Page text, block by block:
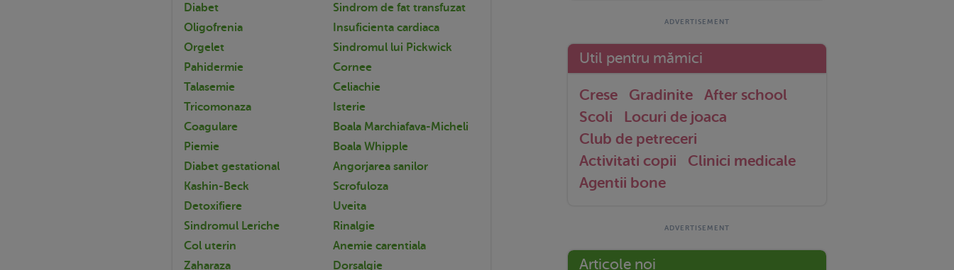
Diabet
Sindrom de fat transfuzat
Oligofrenia
Insuficienta cardiaca
Orgelet
Sindromul lui Pickwick
Pahidermie
Cornee
Talasemie
Celiachie
Tricomonaza
Isterie
Coagulare
Boala Marchiafava-Micheli
Piemie
Boala Whipple
Diabet gestational
Angorjarea sanilor
Kashin-Beck
Scrofuloza
Detoxifiere
Uveita
Sindromul Leriche
Rinalgie
Col uterin
Anemie carentiala
Zaharaza
Dorsalgie
Util pentru mămici
Crese Gradinite
After school
Scoli
Locuri de joaca
Club de petreceri
Activitati copii
Clinici medicale
Agentii bone
Articole noi